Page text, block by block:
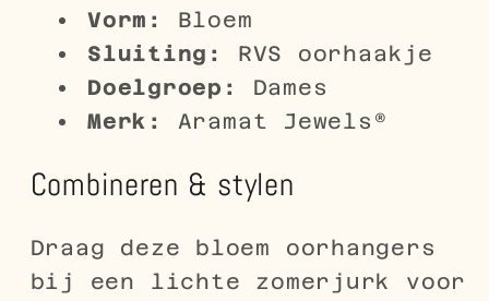
Vorm:
Bloem
Sluiting:
RVS oorhaakje
Doelgroep:
Dames
Merk:
Aramat Jewels®
Combineren & stylen
Draag deze bloem oorhangers
bij een lichte zomerjurk voor